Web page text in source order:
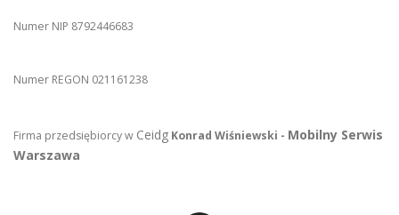
Numer NIP 8792446683
Numer REGON 021161238
Firma przedsiębiorcy w Ceidg Konrad Wiśniewski - Mobilny Serwis
Warszawa